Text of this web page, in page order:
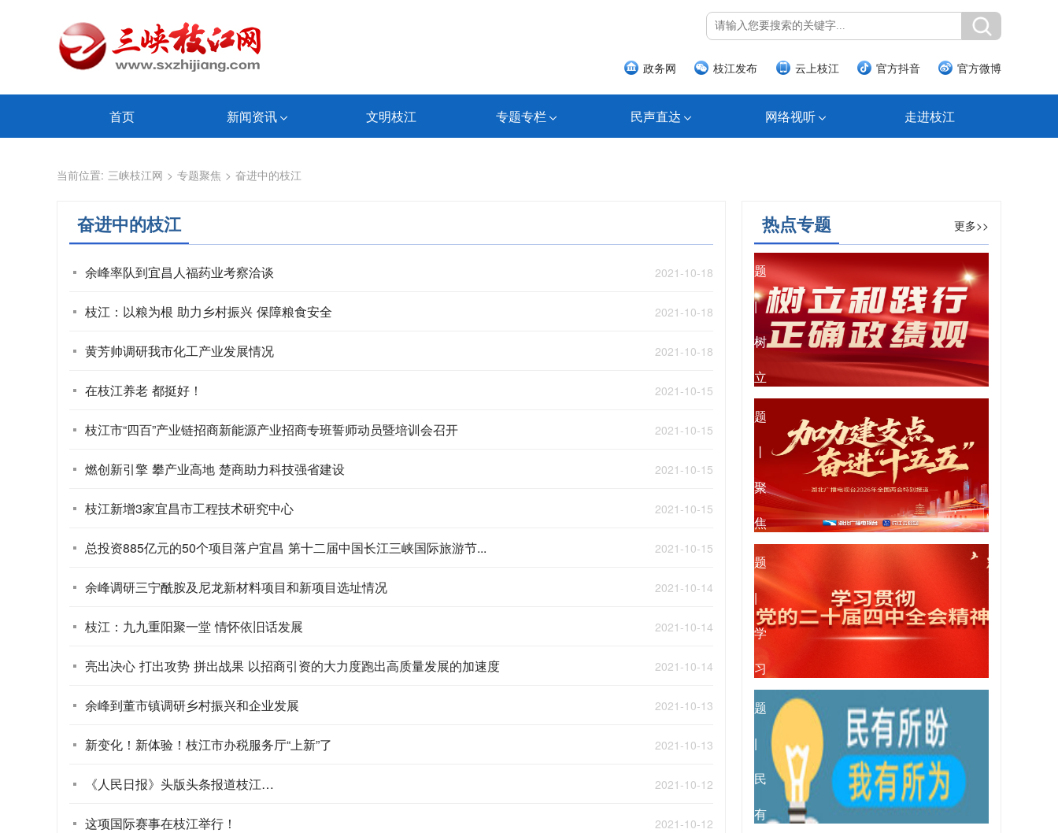
政务网 枝江发布 云上枝江 官方抖音 官方微博
首页 新闻资讯 文明枝江 专题专栏 民声直达 网络视听 走进枝江
当前位置: 三峡枝江网 > 专题聚焦 > 奋进中的枝江
奋进中的枝江
2021-10-18
余峰率队到宜昌人福药业考察洽谈
2021-10-18
枝江：以粮为根 助力乡村振兴 保障粮食安全
2021-10-18
黄芳帅调研我市化工产业发展情况
2021-10-15
在枝江养老 都挺好！
2021-10-15
枝江市“四百”产业链招商新能源产业招商专班誓师动员暨培训会召开
2021-10-15
燃创新引擎 攀产业高地 楚商助力科技强省建设
2021-10-15
枝江新增3家宜昌市工程技术研究中心
2021-10-15
总投资885亿元的50个项目落户宜昌 第十二届中国长江三峡国际旅游节...
2021-10-14
余峰调研三宁酰胺及尼龙新材料项目和新项目选址情况
2021-10-14
枝江：九九重阳聚一堂 情怀依旧话发展
2021-10-14
亮出决心 打出攻势 拼出战果 以招商引资的大力度跑出高质量发展的加速度
2021-10-13
余峰到董市镇调研乡村振兴和企业发展
2021-10-13
新变化！新体验！枝江市办税服务厅“上新”了
2021-10-12
《人民日报》头版头条报道枝江…
2021-10-12
这项国际赛事在枝江举行！
更多>>
热点专题
专
题
|
树
立
和
践
行
正
确
政
绩
观
专
题
丨
聚
焦
2026
年
全
国
两
会
专
题
|
学
习
贯
彻
党
的
专
题
|
民
有
专